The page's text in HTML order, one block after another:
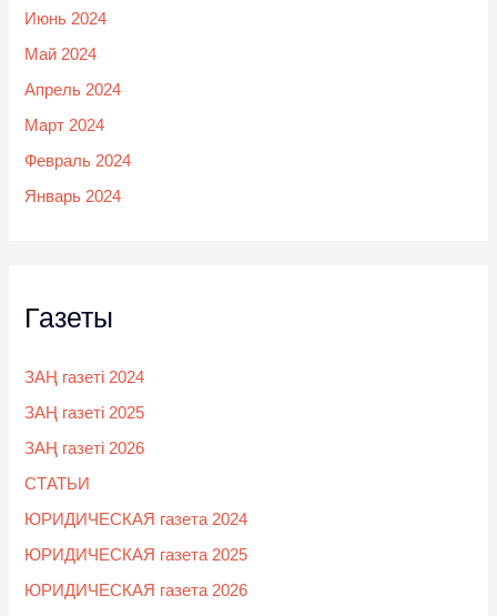
Июнь 2024
Май 2024
Апрель 2024
Март 2024
Февраль 2024
Январь 2024
Газеты
ЗАҢ газеті 2024
ЗАҢ газеті 2025
ЗАҢ газеті 2026
СТАТЬИ
ЮРИДИЧЕСКАЯ газета 2024
ЮРИДИЧЕСКАЯ газета 2025
ЮРИДИЧЕСКАЯ газета 2026